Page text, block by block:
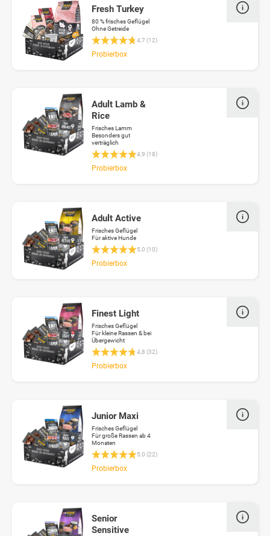
Fresh Turkey
80 % frisches Geflügel
Ohne Getreide
Durchschnittliche Bewertung 4.6 von 5
4,7 (12)
Probierbox
Adult Lamb &
Rice
Frisches Lamm
Besonders gut
verträglich
Durchschnittliche Bewertung 4.9 von 5
4,9 (18)
Probierbox
Adult Active
Frisches Geflügel
Für aktive Hunde
Durchschnittliche Bewertung 5 von 5 Sternen
5,0 (10)
Probierbox
Finest Light
Frisches Geflügel
Für kleine Rassen & bei
Übergewicht
Durchschnittliche Bewertung 4.8 von 5
4,8 (32)
Probierbox
Junior Maxi
Frisches Geflügel
Für große Rassen ab 4
Monaten
Durchschnittliche Bewertung 5 von 5 Sternen
5,0 (22)
Probierbox
Senior
Sensitive